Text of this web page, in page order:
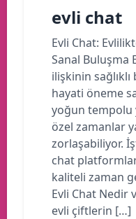
evli chat
Evli Chat:
Sanal Buluşma
ilişkinin
hayati öneme
yoğun tempolu
özel zamanlar
zorlaşabiliyor.
chat
kaliteli zaman
Evli Chat Nedir
evli çiftlerin […]